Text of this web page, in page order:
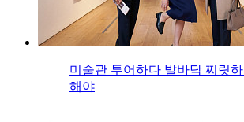
미술관 투어하다 발바닥 찌릿하
해야